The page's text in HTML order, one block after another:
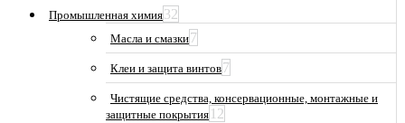
Промышленная химия32
Масла и смазки7
Клеи и защита винтов7
Чистящие средства, консервационные, монтажные и
защитные покрытия 12